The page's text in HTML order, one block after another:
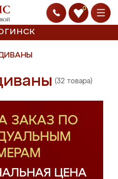
0
(32 товара)
ЗАКАЗ ПО
ЦЕНА